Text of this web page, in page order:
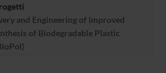
and Engineering of Improved
of Biodegradable Plastic